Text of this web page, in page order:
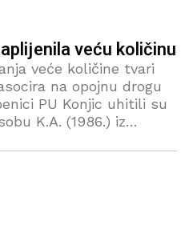
veću količinu
veće količine tvari
na opojnu drogu
PU Konjic uhitili su
K.A. (1986.) iz